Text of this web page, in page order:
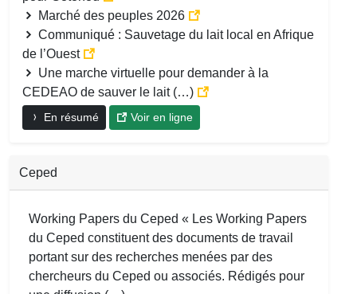
Marché des peuples 2026
Communiqué : Sauvetage du lait local en Afrique
de l’Ouest
Une marche virtuelle pour demander à la
CEDEAO de sauver le lait (…)
En résumé Voir en ligne
Ceped
Working Papers du Ceped « Les Working Papers
du Ceped constituent des documents de travail
portant sur des recherches menées par des
chercheurs du Ceped ou associés. Rédigés pour